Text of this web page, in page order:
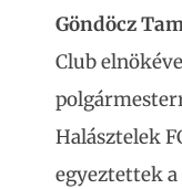
Göndöcz
Club
Halásztelek
egyeztettek a